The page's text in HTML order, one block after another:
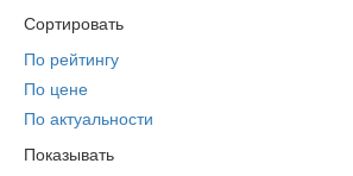
Сортировать
По рейтингу
По цене
По актуальности
Показывать